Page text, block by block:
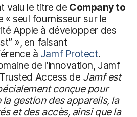
valu le titre de Company to
« seul fournisseur sur le
Apple à développer des
», en faisant
à Jamf Protect.
de l’innovation, Jamf
Access de Jamfest
conçue pour
gestion des appareils, la
et des accès, ainsi que la